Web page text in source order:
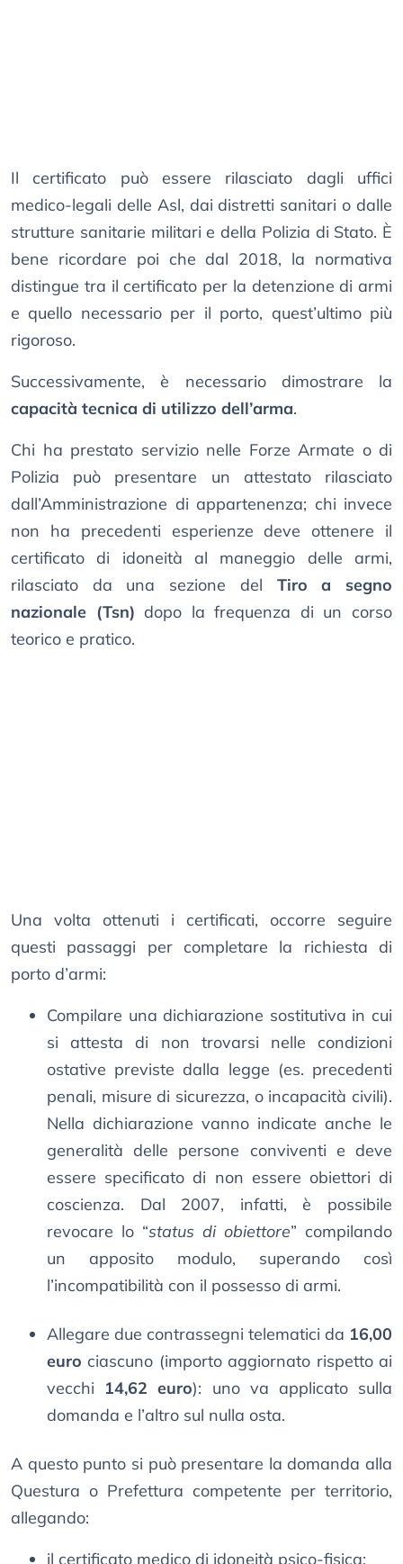
Il certificato può essere rilasciato dagli uffici
medico-legali delle Asl, dai distretti sanitari o dalle
strutture sanitarie militari e della Polizia di Stato. È
bene ricordare poi che dal 2018, la normativa
distingue tra il certificato per la detenzione di armi
e quello necessario per il porto, quest’ultimo più
rigoroso.
Successivamente, è necessario dimostrare la
capacità tecnica di utilizzo dell’arma.
Chi ha prestato servizio nelle Forze Armate o di
Polizia può presentare un attestato rilasciato
dall’Amministrazione di appartenenza; chi invece
non ha precedenti esperienze deve ottenere il
certificato di idoneità al maneggio delle armi,
rilasciato da una sezione del Tiro a segno
nazionale (Tsn) dopo la frequenza di un corso
teorico e pratico.
Una volta ottenuti i certificati, occorre seguire
questi passaggi per completare la richiesta di
porto d’armi:
Compilare una dichiarazione sostitutiva in cui
si attesta di non trovarsi nelle condizioni
ostative previste dalla legge (es. precedenti
penali, misure di sicurezza, o incapacità civili).
Nella dichiarazione vanno indicate anche le
generalità delle persone conviventi e deve
essere specificato di non essere obiettori di
coscienza. Dal 2007, infatti, è possibile
revocare lo “status di obiettore” compilando
un apposito modulo, superando così
l’incompatibilità con il possesso di armi.
Allegare due contrassegni telematici da 16,00
euro ciascuno (importo aggiornato rispetto ai
vecchi 14,62 euro): uno va applicato sulla
domanda e l’altro sul nulla osta.
A questo punto si può presentare la domanda alla
Questura o Prefettura competente per territorio,
allegando:
il certificato medico di idoneità psico-fisica;